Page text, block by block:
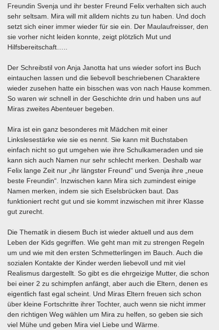
Freundin Svenja und ihr bester Freund Felix verhalten sich auch
sehr seltsam. Mira will mit alldem nichts zu tun haben. Und doch
setzt sich einer immer wieder für sie ein. Der Maulaufreisser, den
sie vorher nicht leiden konnte, zeigt plötzlich Mut und
Hilfsbereitschaft…..
Der Schreibstil von Anja Janotta hat uns wieder sofort ins Buch
eintauchen lassen und die liebevoll beschriebenen Charaktere
wieder zusehen hatte ein bisschen was von nach Hause kommen.
So waren wir schnell in der Geschichte drin und haben uns auf
Miras zweites Abenteuer begeben.
Mira ist ein ganz besonderes mit Mädchen mit einer
Linkslesestärke wie sie es nennt. Sie kann mit Buchstaben
einfach nicht so gut umgehen wie ihre Schulkameraden und sie
kann sich auch Namen nur sehr schlecht merken. Deshalb war
Felix lange Zeit nur „ihr längster Freund“ und Svenja ihre „neue
beste Freundin“. Inzwischen kann Mira sich zumindest einige
Namen merken, indem sie sich Eselsbrücken baut. Das
funktioniert recht gut und sie kommt inzwischen mit ihrer Klasse
gut zurecht.
Die Thematik in diesem Buch ist wieder aktuell und aus dem
Leben der Kids gegriffen. Wie geht man mit zu strengen Regeln
um und wie mit den ersten Schmetterlingen im Bauch. Auch die
sozialen Kontakte der Kinder werden liebevoll und mit viel
Realismus dargestellt. So gibt es die ehrgeizige Mutter, die schon
bei einer 2 zu schimpfen anfängt, aber auch die Eltern, denen es
eigentlich fast egal scheint. Und Miras Eltern freuen sich schon
über kleine Fortschritte ihrer Tochter, auch wenn sie nicht immer
den richtigen Weg wählen um Mira zu helfen, so geben sie sich
viel Mühe und geben Mira viel Liebe und Wärme.